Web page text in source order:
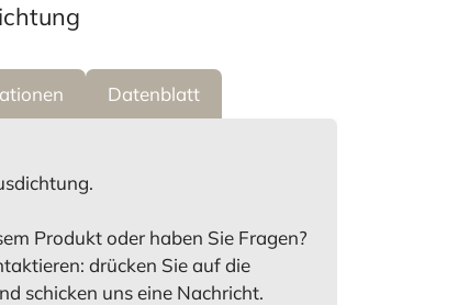
Datenblatt
Produkt oder haben Sie Fragen?
drücken Sie auf die
schicken uns eine Nachricht.